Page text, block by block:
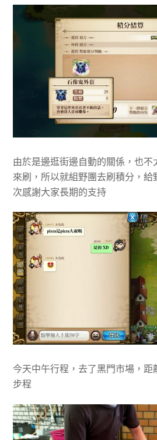
由於是邊逛街邊自動的關係，也不
來刷，所以就組野團去刷積分，
次感謝大家長期的支持
今天中午行程，去了黑門市場，距
步程